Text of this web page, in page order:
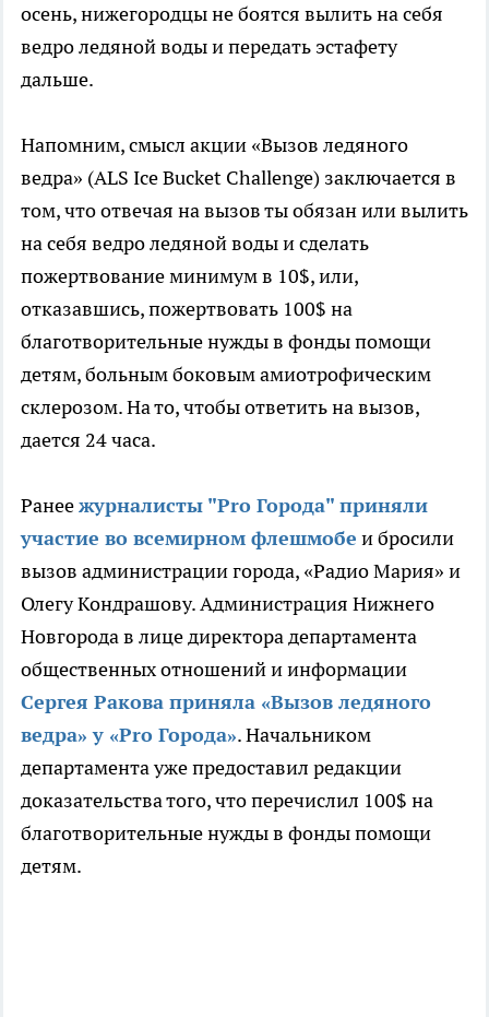
осень, нижегородцы не боятся вылить на себя
ведро ледяной воды и передать эстафету
дальше.
Напомним, смысл акции «Вызов ледяного
ведра» (ALS Ice Bucket Challenge) заключается в
том, чтоотвечая на вызов ты обязан или вылить
на себя ведро ледяной воды и сделать
пожертвование минимум в 10$, или,
отказавшись, пожертвовать 100$ на
благотворительные нужды в фонды помощи
детям, больнымбоковым амиотрофическим
склерозом. На то, чтобы ответить на вызов,
дается 24 часа.
Ранеежурналисты "Pro Города" приняли
участие во всемирном флешмобе и бросили
вызов администрации города, «Радио Мария» и
Олегу Кондрашову.Администрация Нижнего
Новгорода в лице директора департамента
общественных отношений и информации
Сергея Ракова приняла «Вызов ледяного
ведра» у «Pro Города». Начальником
департаментауже предоставил редакции
доказательства того, что перечислил 100$ на
благотворительные нужды в фонды помощи
детям.